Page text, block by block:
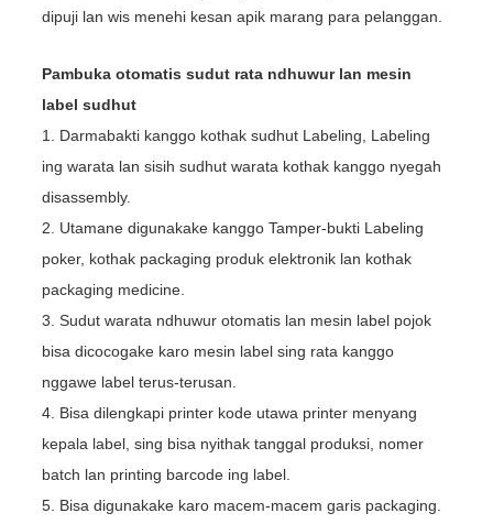
dipuji lan wis menehi kesan apik marang para pelanggan.
Pambuka otomatis sudut rata ndhuwur lan mesin
label sudhut
1. Darmabakti kanggo kothak sudhut Labeling, Labeling
ing warata lan sisih sudhut warata kothak kanggo nyegah
disassembly.
2. Utamane digunakake kanggo Tamper-bukti Labeling
poker, kothak packaging produk elektronik lan kothak
packaging medicine.
3. Sudut warata ndhuwur otomatis lan mesin label pojok
bisa dicocogake karo mesin label sing rata kanggo
nggawe label terus-terusan.
4. Bisa dilengkapi printer kode utawa printer menyang
kepala label, sing bisa nyithak tanggal produksi, nomer
batch lan printing barcode ing label.
5. Bisa digunakake karo macem-macem garis packaging.